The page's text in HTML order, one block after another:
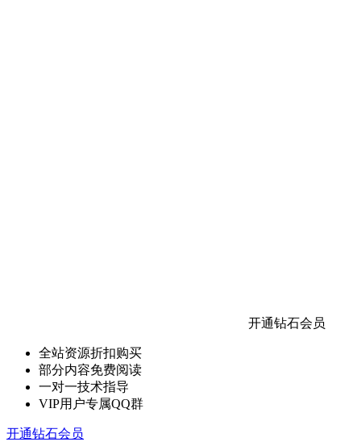
开通钻石会员
全站资源折扣购买
部分内容免费阅读
一对一技术指导
VIP用户专属QQ群
开通钻石会员